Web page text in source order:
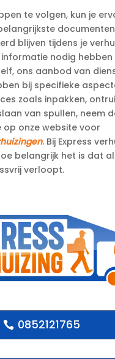
te volgen, kun je
blijven tijdens je
nodig hebben
ons aanbod van
bij specifieke
zoals inpakken,
van spullen, neem
op onze website voor
.​ Bij Express
belangrijk het is dat
verloopt.​
0852121765